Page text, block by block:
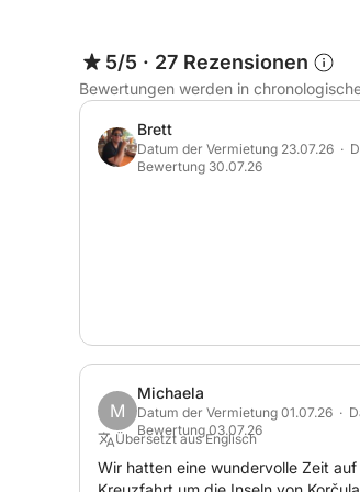
Dieser Halbtagesausflug bietet
erleben und dabei zu
Atmosphäre der Adria zu
5/5 · 27 Rezensionen
Bewertungen werden in
Brett
Datum der Vermietung 23.07.26 ·
Bewertung 30.07.26
M
Michaela
Datum der Vermietung 01.07.26 ·
Bewertung 03.07.26
Übersetzt aus Englisch
Wir hatten eine wundervolle Zeit auf